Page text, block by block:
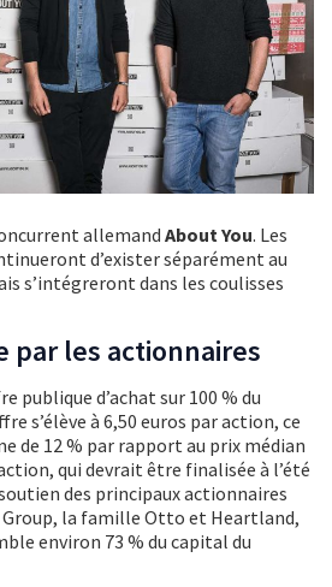
allemand About You. Les
d’exister séparément au
s’intégreront dans les coulisses
par les actionnaires
publique d’achat sur 100 % du
s’élève à 6,50 euros par action, ce
de 12 % par rapport au prix médian
qui devrait être finalisée à l’été
des principaux actionnaires
Group, la famille Otto et Heartland,
environ 73 % du capital du